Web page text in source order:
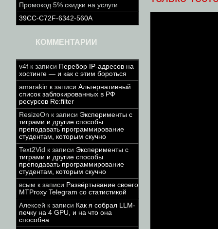
Промокод 5% скидки на услуги
39CC-C72F-6342-560A
КОММЕНТАРИИ
v4f к записи Перебор IP-адресов на
хостинге — и как с этим бороться
amarakin к записи Альтернативный
список заблокированных в РФ
ресурсов Re:filter
ResizeOn к записи Эксперименты с
тиграми и другие способы
преподавать программирование
студентам, которым скучно
Text2Vid к записи Эксперименты с
тиграми и другие способы
преподавать программирование
студентам, которым скучно
всым к записи Развёртывание своего
MTProxy Telegram со статистикой
Алексей к записи Как я собрал LLM-
печку на 4 GPU, и на что она
способна